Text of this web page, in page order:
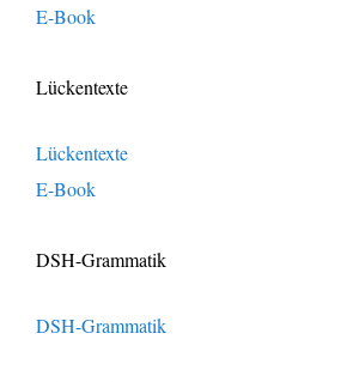
E-Book
Lückentexte
Lückentexte
E-Book
DSH-Grammatik
DSH-Grammatik